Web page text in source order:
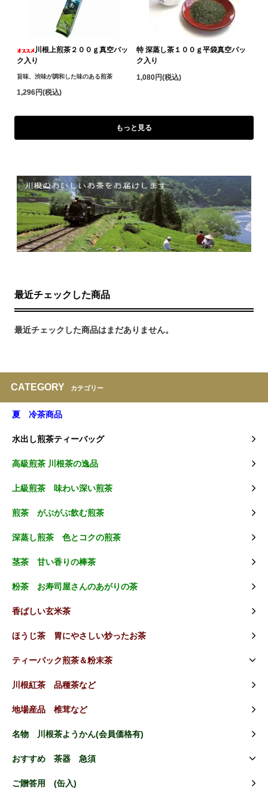
川根上煎茶２００ｇ真空パッ
ク入り
旨味、渋味が調和した味のある煎茶
1,296円(税込)
特 深蒸し茶１００ｇ平袋真空パッ
ク入り
1,080円(税込)
もっと見る
最近チェックした商品
最近チェックした商品はまだありません。
CATEGORY カテゴリー
夏 冷茶商品
水出し煎茶ティーバッグ
高級煎茶 川根茶の逸品
上級煎茶 味わい深い煎茶
煎茶 がぶがぶ飲む煎茶
深蒸し煎茶 色とコクの煎茶
茎茶 甘い香りの棒茶
粉茶 お寿司屋さんのあがりの茶
香ばしい玄米茶
ほうじ茶 胃にやさしい炒ったお茶
ティーパック煎茶＆粉末茶
川根紅茶 品種茶など
地場産品 椎茸など
名物 川根茶ようかん(会員価格有)
おすすめ 茶器 急須
ご贈答用 (缶入)